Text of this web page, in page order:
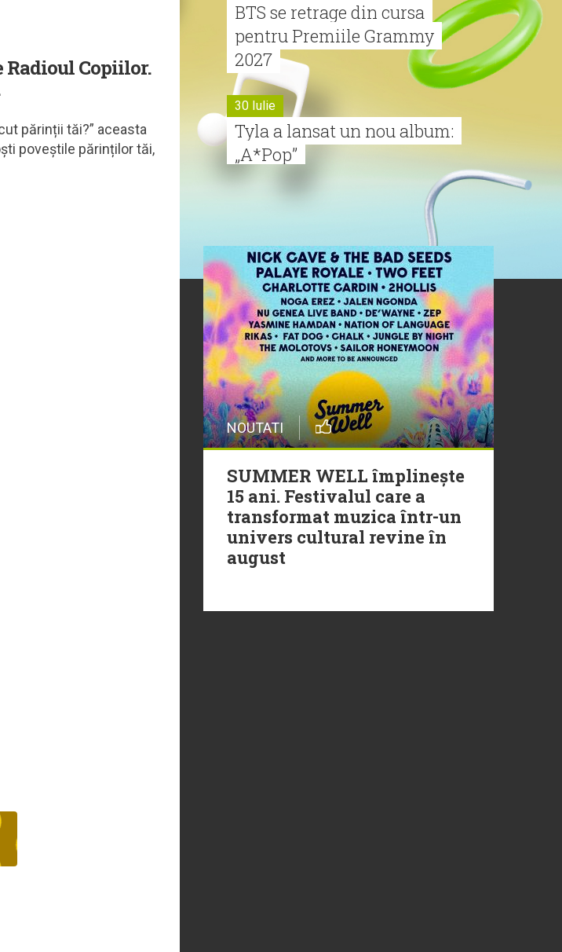
Radioul Copiilor.
părinții tăi?” aceasta
poveștile părinților tăi,
BTS se retrage din cursa
pentru Premiile Grammy
2027
30 Iulie
Tyla a lansat un nou album:
„A*Pop”
Alexia lansează videoclipul
oficial pentru „Nu mai am
nume”
29 Iulie
Trupa Altceva a încheiat
sezonul Morning ZU cu un
moment live memorabil
29 Iulie
NEW MUSIC | 5 piese noi în
playlistul Radio ZU
NOUTATI
SUMMER WELL împlinește
15 ani. Festivalul care a
transformat muzica într-un
univers cultural revine în
august